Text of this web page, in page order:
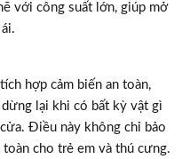
với công suất lớn, giúp mở
hợp cảm biến an toàn,
lại khi có bất kỳ vật gì
Điều này không chỉ bảo
toàn cho trẻ em và thú cưng.